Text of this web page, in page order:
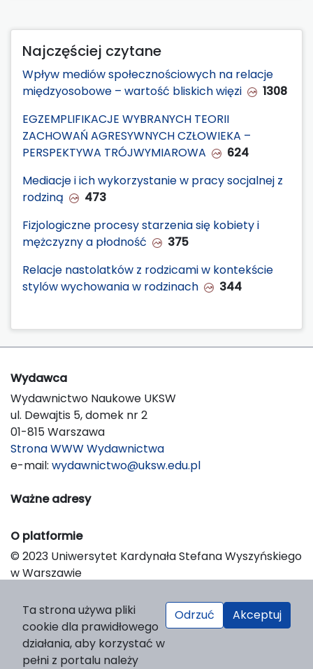
Najczęściej czytane
Wpływ mediów społecznościowych na relacje
międzyosobowe – wartość bliskich więzi
1308
EGZEMPLIFIKACJE WYBRANYCH TEORII
ZACHOWAŃ AGRESYWNYCH CZŁOWIEKA –
PERSPEKTYWA TRÓJWYMIAROWA
624
Mediacje i ich wykorzystanie w pracy socjalnej z
rodziną
473
Fizjologiczne procesy starzenia się kobiety i
mężczyzny a płodność
375
Relacje nastolatków z rodzicami w kontekście
stylów wychowania w rodzinach
344
Wydawca
Wydawnictwo Naukowe UKSW
ul. Dewajtis 5, domek nr 2
01-815 Warszawa
Strona WWW Wydawnictwa
e-mail: wydawnictwo@uksw.edu.pl
Ważne adresy
O platformie
© 2023 Uniwersytet Kardynała Stefana Wyszyńskiego
w Warszawie
Platform & Workflow by OJS/PKP
Ta strona używa pliki
cookie dla prawidłowego
działania, aby korzystać w
pełni z portalu należy
Odrzuć Akceptuj